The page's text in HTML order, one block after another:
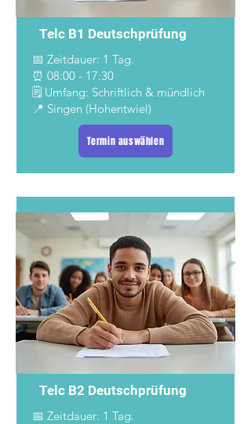
Telc B1 Deutschprüfung
📅 Zeitdauer: 1 Tag.
⏰ 08:00 - 17:30
🗒️ Umfang: Schriftlich & mündlich
📍 Singen (Hohentwiel)
Termin auswählen
Telc B2 Deutschprüfung
📅 Zeitdauer: 1 Tag.